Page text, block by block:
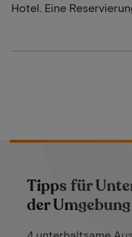
Hotel. Eine
Tipps für
der Umgebung